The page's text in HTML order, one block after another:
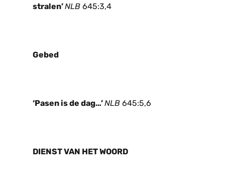
stralen’NLB 645:3,4
Gebed
‘Pasen is de dag…’NLB 645:5,6
DIENST VAN HET WOORD